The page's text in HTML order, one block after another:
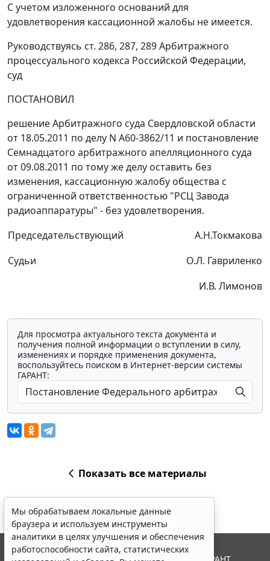
С учетом изложенного оснований для
удовлетворения кассационной жалобы не имеется.
Руководствуясь ст. 286, 287, 289Арбитражного
процессуального кодекса Российской Федерации,
суд
ПОСТАНОВИЛ
решение Арбитражного суда Свердловской области
от 18.05.2011 по делу N А60-3862/11 и постановление
Семнадцатого арбитражного апелляционного суда
от 09.08.2011 по тому же делу оставить без
изменения, кассационную жалобу общества с
ограниченной ответственностью "РСЦ Завода
радиоаппаратуры" - без удовлетворения.
Председательствующий
А.Н.Токмакова
Судьи
О.Л. Гавриленко
И.В. Лимонов
Для просмотра актуального текста документа и
получения полной информации о вступлении в силу,
изменениях и порядке применения документа,
воспользуйтесь поиском в Интернет-версии системы
ГАРАНТ:
Показать все материалы
Мы обрабатываем локальные данные
браузера и используем инструменты
аналитики в целях улучшения и обеспечения
работоспособности сайта, статистических